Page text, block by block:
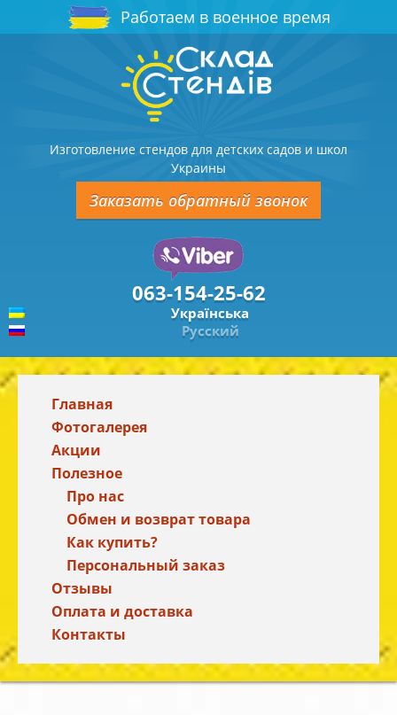
Работаем в военное время
Изготовление стендов для детских садов и школ
Украины
Заказать обратный звонок
063-154-25-62
Українська
Русский
Главная
Фотогалерея
Акции
Полезное
Про нас
Обмен и возврат товара
Как купить?
Персональный заказ
Отзывы
Оплата и доставка
Контакты